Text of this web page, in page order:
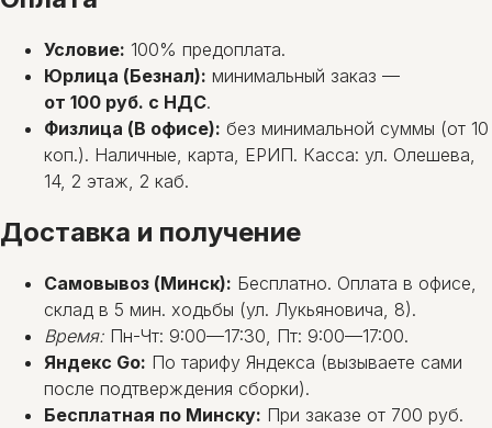
Условие: 100% предоплата.
Юрлица (Безнал): минимальный заказ —
от 100 руб. с НДС.
Физлица (В офисе): без минимальной суммы (от 10
коп.). Наличные, карта, ЕРИП. Касса: ул. Олешева,
14, 2 этаж, 2 каб.
Доставка и получение
Самовывоз (Минск): Бесплатно. Оплата в офисе,
склад в 5 мин. ходьбы (ул. Лукьяновича, 8).
Время: Пн-Чт: 9:00—17:30, Пт: 9:00—17:00.
Яндекс Go: По тарифу Яндекса (вызываете сами
после подтверждения сборки).
Бесплатная по Минску: При заказе от 700 руб.